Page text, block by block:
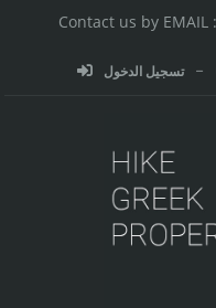
تسجيل الدخول